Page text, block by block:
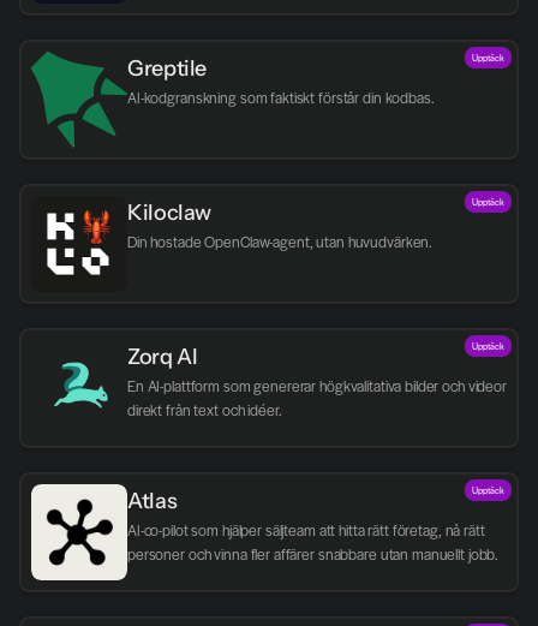
Greptile
AI-kodgranskning som faktiskt förstår din kodbas.
Upptäck
Kiloclaw
Din hostade OpenClaw-agent, utan huvudvärken.
Upptäck
Zorq AI
En AI-plattform som genererar högkvalitativa bilder och videor
direkt från text och idéer.
Upptäck
Atlas
AI-co-pilot som hjälper säljteam att hitta rätt företag, nå rätt
personer och vinna fler affärer snabbare utan manuellt jobb.
Upptäck